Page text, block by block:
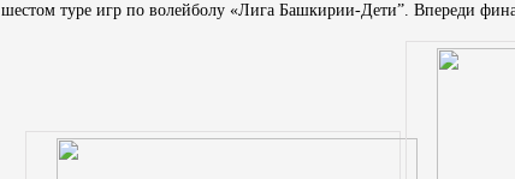
шестом туре игр по волейболу «Лига Башкирии-Дети”. Впереди